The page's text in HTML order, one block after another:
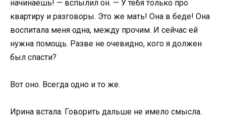
начинаешь! — вспылил он. — У тебя только про
квартиру и разговоры. Это же мать! Она в беде! Она
воспитала меня одна, между прочим. И сейчас ей
нужна помощь. Разве не очевидно, кого я должен
был спасти?
Вот оно. Всегда одно и то же.
Ирина встала. Говорить дальше не имело смысла.